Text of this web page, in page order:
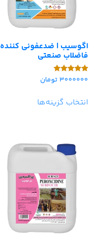
اگوسیب | ضدعفونی کننده
فاضلاب صنعتی
امتیاز
3000000 تومان
انتخاب گزینه‌ها